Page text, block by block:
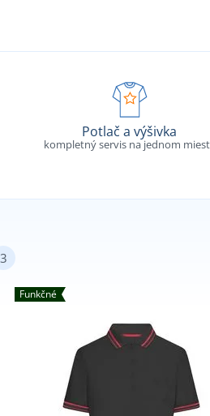
Potlač a výšivka
kompletný servis na jednom
3
Funkčné